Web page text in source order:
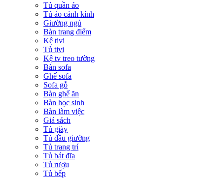
Tủ quần áo
Tú áo cánh kính
Giường ngủ
Bàn trang điểm
Kệ tivi
Tủ tivi
Kệ tv treo tường
Bàn sofa
Ghế sofa
Sofa gỗ
Bàn ghế ăn
Bàn học sinh
Bàn làm việc
Giá sách
Tủ giày
Tủ đầu giường
Tủ trang trí
Tủ bát đĩa
Tủ rượu
Tủ bếp